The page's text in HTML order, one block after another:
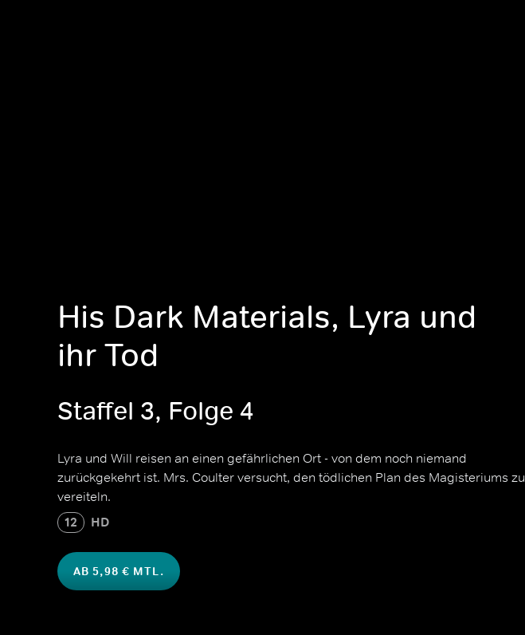
His Dark Materials, Lyra und
ihr Tod
Staffel 3, Folge 4
Lyra und Will reisen an einen gefährlichen Ort - von dem noch niemand
zurückgekehrt ist. Mrs. Coulter versucht, den tödlichen Plan des Magisteriums zu
vereiteln.
12 HD
AB 5,98 € MTL.